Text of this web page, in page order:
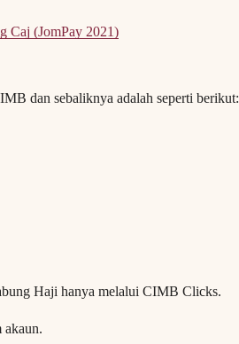
Caj (JomPay 2021)
dan sebaliknya adalah seperti berikut:
Haji hanya melalui CIMB Clicks.
akaun.